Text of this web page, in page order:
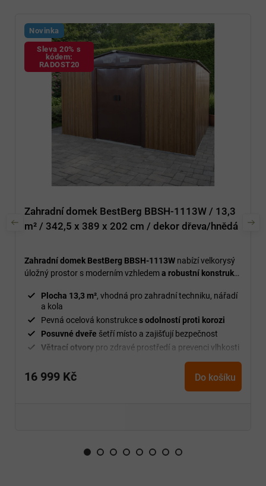
Novinka
Sleva 20% s
kódem:
RADOST20
Zahradní domek BestBerg BBSH-1113W / 13,3
m² / 342,5 x 389 x 202 cm / dekor dřeva/hnědá
Zahradní domek BestBerg BBSH-1113W nabízí velkorysý
úložný prostor s moderním vzhledema robustní konstrukcí
Plocha 13,3 m², vhodná pro zahradní techniku, nářadí
a kola
Pevná ocelová konstrukces odolností proti korozi
Posuvné dveře šetří místo a zajišťují bezpečnost
Větrací otvory pro zdravé prostředí a prevenci vlhkosti
16 999 Kč Do košíku